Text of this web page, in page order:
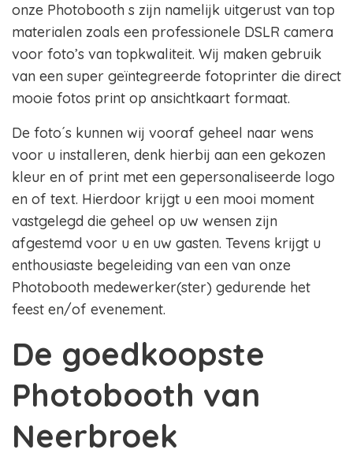
onze Photobooth s zijn namelijk uitgerust van top
materialen zoals een professionele DSLR camera
voor foto’s van topkwaliteit. Wij maken gebruik
van een super geïntegreerde fotoprinter die direct
mooie fotos print op ansichtkaart formaat.
De foto´s kunnen wij vooraf geheel naar wens
voor u installeren, denk hierbij aan een gekozen
kleur en of print met een gepersonaliseerde logo
en of text. Hierdoor krijgt u een mooi moment
vastgelegd die geheel op uw wensen zijn
afgestemd voor u en uw gasten. Tevens krijgt u
enthousiaste begeleiding van een van onze
Photobooth medewerker(ster) gedurende het
feest en/of evenement.
De goedkoopste
Photobooth van
Neerbroek